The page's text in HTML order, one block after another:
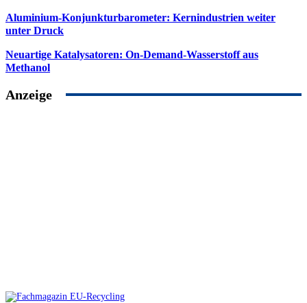
Aluminium-Konjunkturbarometer: Kernindustrien weiter
unter Druck
Neuartige Katalysatoren: On-Demand-Wasserstoff aus
Methanol
Anzeige